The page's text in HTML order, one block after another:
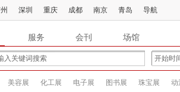
深圳 重庆 成都 南京 青岛 导航
服务 会刊 场馆
美容展 化工展 电子展 图书展 珠宝展 动